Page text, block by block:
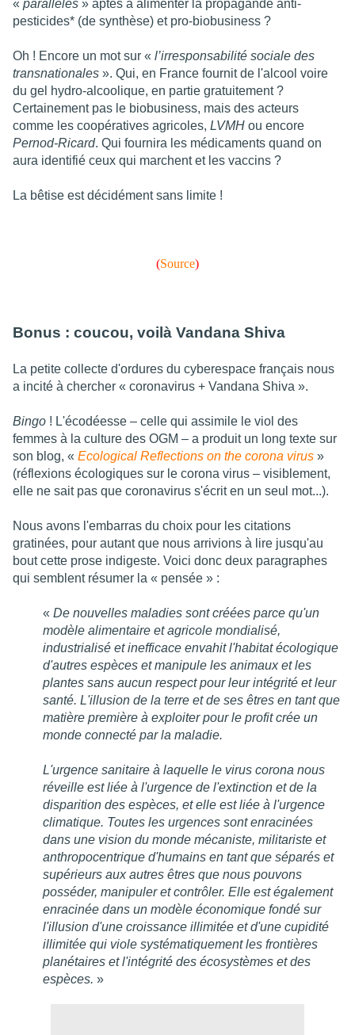
« parallèles » aptes à alimenter la propagande anti-
pesticides* (de synthèse) et pro-biobusiness ?
Oh ! Encore un mot sur « l’irresponsabilité sociale des
transnationales ». Qui, en France fournit de l'alcool voire
du gel hydro-alcoolique, en partie gratuitement ?
Certainement pas le biobusiness, mais des acteurs
comme les coopératives agricoles, LVMH ou encore
Pernod-Ricard. Qui fournira les médicaments quand on
aura identifié ceux qui marchent et les vaccins ?
La bêtise est décidément sans limite !
(Source)
Bonus : coucou, voilà Vandana Shiva
La petite collecte d'ordures du cyberespace français nous
a incité à chercher « coronavirus + Vandana Shiva ».
Bingo ! L'écodéesse – celle qui assimile le viol des
femmes à la culture des OGM – a produit un long texte sur
son blog, « Ecological Reflections on the corona virus »
(réflexions écologiques sur le corona virus – visiblement,
elle ne sait pas que coronavirus s'écrit en un seul mot...).
Nous avons l'embarras du choix pour les citations
gratinées, pour autant que nous arrivions à lire jusqu'au
bout cette prose indigeste. Voici donc deux paragraphes
qui semblent résumer la « pensée » :
« De nouvelles maladies sont créées parce qu'un
modèle alimentaire et agricole mondialisé,
industrialisé et inefficace envahit l'habitat écologique
d'autres espèces et manipule les animaux et les
plantes sans aucun respect pour leur intégrité et leur
santé. L'illusion de la terre et de ses êtres en tant que
matière première à exploiter pour le profit crée un
monde connecté par la maladie.
L'urgence sanitaire à laquelle le virus corona nous
réveille est liée à l'urgence de l'extinction et de la
disparition des espèces, et elle est liée à l'urgence
climatique. Toutes les urgences sont enracinées
dans une vision du monde mécaniste, militariste et
anthropocentrique d'humains en tant que séparés et
supérieurs aux autres êtres que nous pouvons
posséder, manipuler et contrôler. Elle est également
enracinée dans un modèle économique fondé sur
l'illusion d'une croissance illimitée et d'une cupidité
illimitée qui viole systématiquement les frontières
planétaires et l'intégrité des écosystèmes et des
espèces. »